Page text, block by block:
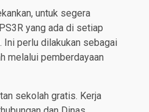
untuk segera
yang ada di setiap
Ini perlu dilakukan sebagai
melalui pemberdayaan
sekolah gratis. Kerja